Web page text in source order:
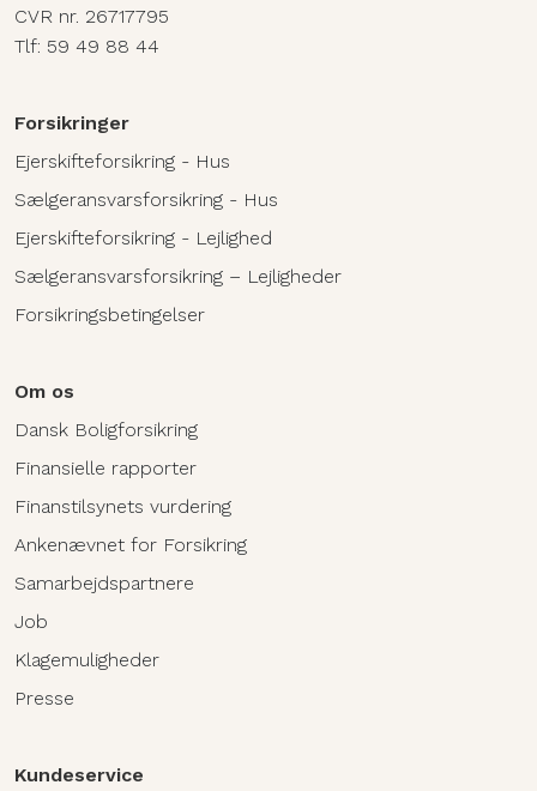
CVR nr. 26717795
Tlf: 59 49 88 44
Forsikringer
Ejerskifteforsikring - Hus
Sælgeransvarsforsikring - Hus
Ejerskifteforsikring - Lejlighed
Sælgeransvarsforsikring – Lejligheder
Forsikringsbetingelser
Om os
Dansk Boligforsikring
Finansielle rapporter
Finanstilsynets vurdering
Ankenævnet for Forsikring
Samarbejdspartnere
Job
Klagemuligheder
Presse
Kundeservice